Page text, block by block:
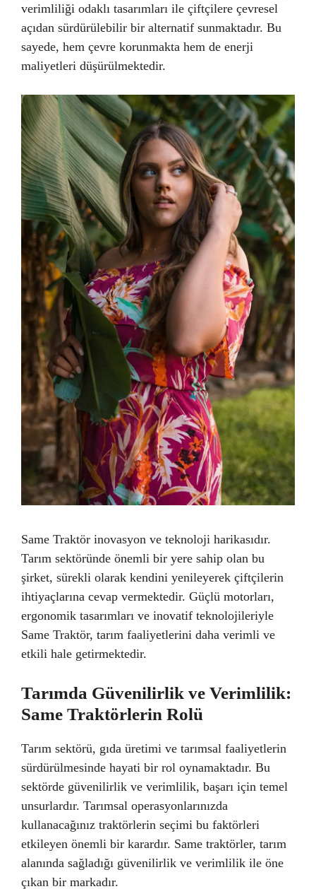
verimliliği odaklı tasarımları ile çiftçilere çevresel
açıdan sürdürülebilir bir alternatif sunmaktadır. Bu
sayede, hem çevre korunmakta hem de enerji
maliyetleri düşürülmektedir.
Same Traktör inovasyon ve teknoloji harikasıdır.
Tarım sektöründe önemli bir yere sahip olan bu
şirket, sürekli olarak kendini yenileyerek çiftçilerin
ihtiyaçlarına cevap vermektedir. Güçlü motorları,
ergonomik tasarımları ve inovatif teknolojileriyle
Same Traktör, tarım faaliyetlerini daha verimli ve
etkili hale getirmektedir.
Tarımda Güvenilirlik ve Verimlilik:
Same Traktörlerin Rolü
Tarım sektörü, gıda üretimi ve tarımsal faaliyetlerin
sürdürülmesinde hayati bir rol oynamaktadır. Bu
sektörde güvenilirlik ve verimlilik, başarı için temel
unsurlardır. Tarımsal operasyonlarınızda
kullanacağınız traktörlerin seçimi bu faktörleri
etkileyen önemli bir karardır. Same traktörler, tarım
alanında sağladığı güvenilirlik ve verimlilik ile öne
çıkan bir markadır.